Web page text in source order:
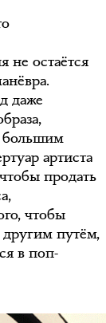
не остаётся
даже
большим
артиста
продать
чтобы
другим путём,
в поп-